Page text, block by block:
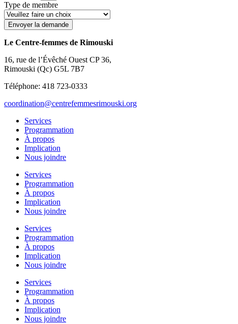
Type de membre
Envoyer la demande
Le Centre-femmes de Rimouski
16, rue de l’Évêché Ouest CP 36,
Rimouski (Qc) G5L 7B7
Téléphone: 418 723-0333
coordination@centrefemmesrimouski.org
Services
Programmation
À propos
Implication
Nous joindre
Services
Programmation
À propos
Implication
Nous joindre
Services
Programmation
À propos
Implication
Nous joindre
Services
Programmation
À propos
Implication
Nous joindre